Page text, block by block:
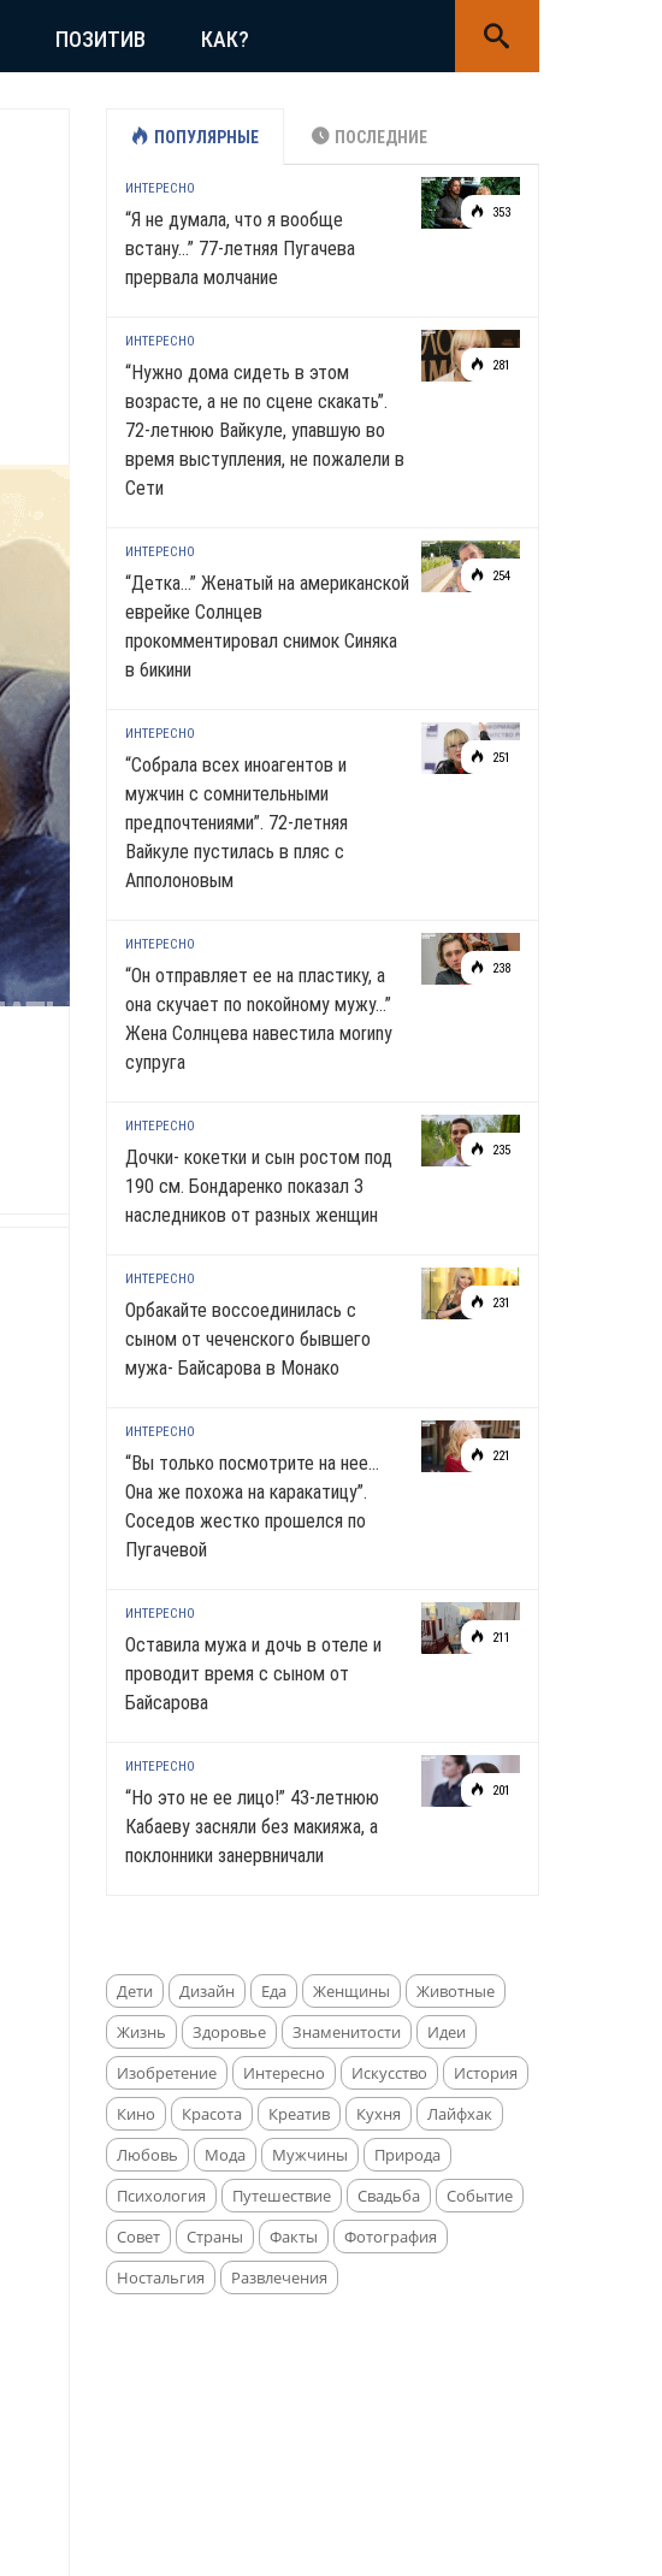
ПОЗИТИВ КАК?
ПОПУЛЯРНЫЕ ПОСЛЕДНИЕ
353
ИНТЕРЕСНО
“Я не думала, что я вообще
встану…” 77-летняя Пугачева
прервала молчание
281
ИНТЕРЕСНО
“Нужно дома сидеть в этом
возрасте, а не по сцене скакать”.
72-летнюю Вайкуле, упавшую во
время выступления, не пожалели в
Сети
254
ИНТЕРЕСНО
“Детка…” Женатый на американской
еврейке Солнцев
прокомментировал снимок Синяка
в 6икини
251
ИНТЕРЕСНО
“Собрала всех иноагентов и
мужчин с сомнительными
предпочтениями”. 72-летняя
Вайкуле пустилась в пляс с
Апполоновым
238
ИНТЕРЕСНО
“Он отправляет ее на пластику, а
она скучает по noкoйномy мужу…”
Жена Солнцева навестила моrиnу
супруга
235
ИНТЕРЕСНО
Дочки- кокетки и сын ростом под
190 см. Бондаренко показал 3
наследников от разных женщин
231
ИНТЕРЕСНО
Орбакайте воссоединилась с
сыном от чеченского бывшего
мужа- Байсарова в Монако
221
ИНТЕРЕСНО
“Вы только посмотрите на нее…
Она же похожа на каракатицу”.
Соседов жестко прошелся по
Пугачевой
211
ИНТЕРЕСНО
Оставила мужа и дочь в отеле и
проводит время с сыном от
Байсарова
201
ИНТЕРЕСНО
“Но это не ее лицо!” 43-летнюю
Кабаеву засняли без макияжа, а
поклонники занервничали
Дети Дизайн Еда Женщины
Животные
Жизнь
Здоровье Знаменитости
Идеи
Изобретение
Интересно Искусство
История
Кино
Красота Креатив Кухня
Лайфхак
Любовь
Мода Мужчины
Природа
Психология
Путешествие Свадьба
Событие
Совет
Страны Факты
Фотография
Ностальгия
Развлечения